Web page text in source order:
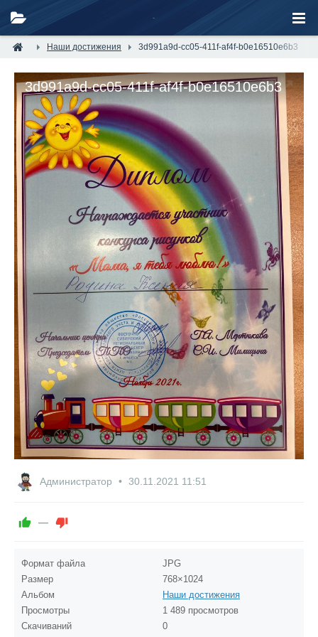
Наши достижения 3d991a9d-cc05-411f-af4f-b0e16510e6b3
3d991a9d-cc05-411f-af4f-b0e16510e6b3
Администратор 30.11.2021 11:51
—
Формат файла
JPG
Размер
768×1024
Альбом
Наши достижения
Просмотры
1 489 просмотров
Скачиваний
0